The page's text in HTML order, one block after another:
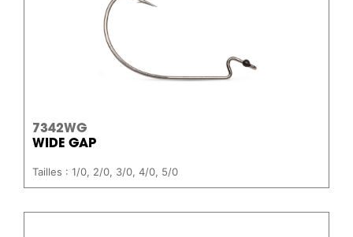
7342WG
WIDE GAP
Tailles : 1/0, 2/0, 3/0, 4/0, 5/0